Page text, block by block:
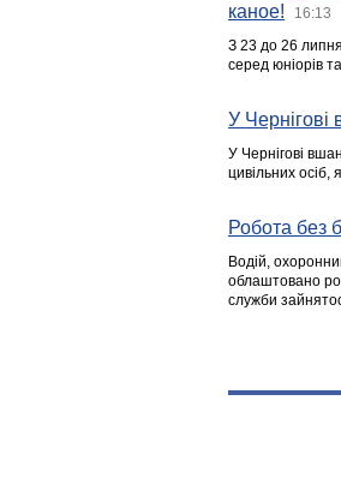
каное!
16:13
З 23 до 26
серед юніорів
У Чернігові
У Чернігові
цивільних осіб,
Робота без
Водій,
облаштовано
служби